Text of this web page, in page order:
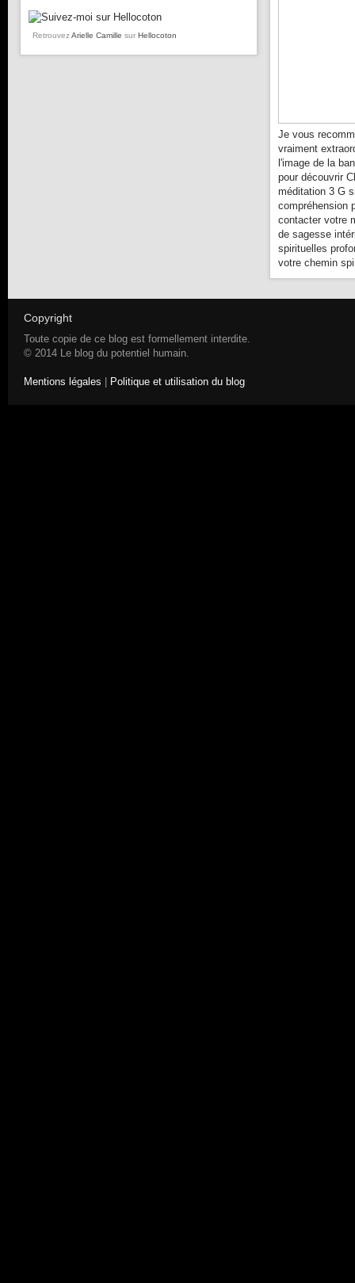
RetrouvezArielle Camille sur Hellocoton
Je vous
vraiment
l'image de la
pour découvrir
méditation 3 G
compréhension
contacter votre
de sagesse
spirituelles
votre chemin
Copyright
Toute copie de ce blog est formellement interdite.
© 2014 Le blog du potentiel humain.
Mentions légales Politique et utilisation du blog